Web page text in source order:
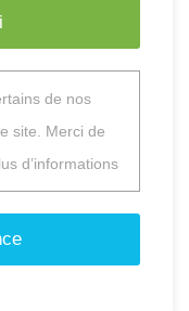
de nos
site. Merci de
d’informations